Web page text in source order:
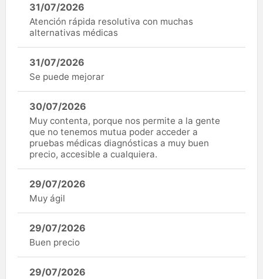
31/07/2026
Atención rápida resolutiva con muchas
alternativas médicas
31/07/2026
Se puede mejorar
30/07/2026
Muy contenta, porque nos permite a la gente
que no tenemos mutua poder acceder a
pruebas médicas diagnósticas a muy buen
precio, accesible a cualquiera.
29/07/2026
Muy ágil
29/07/2026
Buen precio
29/07/2026